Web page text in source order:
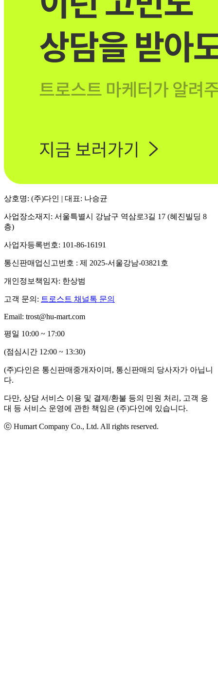
상호명: (주)다인 | 대표: 나승균
사업장소재지: 서울특별시 강남구 역삼로3길 17 (혜진빌딩 8
층)
사업자등록번호: 101-86-16191
통신판매업신고번호 : 제 2025-서울강남-03821호
개인정보책임자: 한상범
고객 문의: 트로스트 채널톡 문의
Email: trost@hu-mart.com
평일 10:00 ~ 17:00
(점심시간 12:00 ~ 13:30)
(주)다인은 통신판매중개자이며, 통신판매의 당사자가 아닙니
다.
다만, 상담 서비스 이용 및 결제/환불 등의 민원 처리, 고객 응
대 등 서비스 운영에 관한 책임은 (주)다인에 있습니다.
ⓒ Humart Company Co., Ltd. All rights reserved.